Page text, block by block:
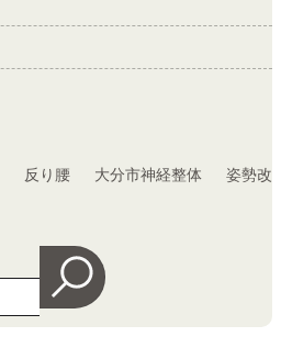
反り腰 大分市神経整体
姿勢改